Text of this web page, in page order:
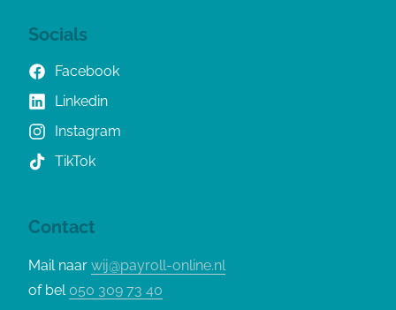
Socials
Facebook
Linkedin
Instagram
TikTok
Contact
Mail naar wij@payroll-online.nl
of bel 050 309 73 40